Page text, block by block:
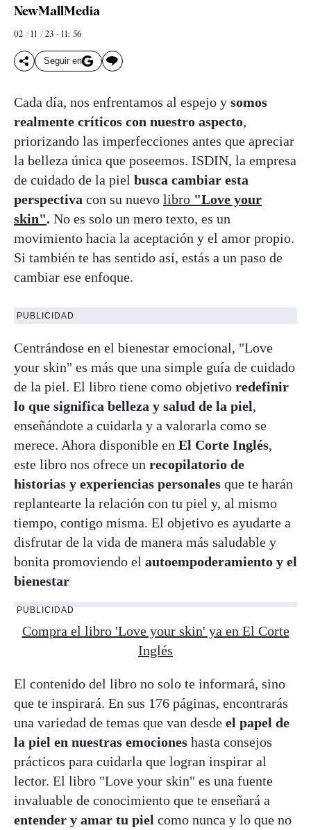
NewMallMedia
02 / 11 / 23 - 11: 56
Seguir en
Cada día, nos enfrentamos al espejo y somos
realmente críticos con nuestro aspecto,
priorizando las imperfecciones antes que apreciar
la belleza única que poseemos. ISDIN, la empresa
de cuidado de la piel busca cambiar esta
perspectiva con su nuevo libro "Love your
skin". No es solo un mero texto, es un
movimiento hacia la aceptación y el amor propio.
Si también te has sentido así, estás a un paso de
cambiar ese enfoque.
PUBLICIDAD
Centrándose en el bienestar emocional, "Love
your skin" es más que una simple guía de cuidado
de la piel. El libro tiene como objetivo redefinir
lo que significa belleza y salud de la piel,
enseñándote a cuidarla y a valorarla como se
merece. Ahora disponible en El Corte Inglés,
este libro nos ofrece un recopilatorio de
historias y experiencias personales que te harán
replantearte la relación con tu piel y, al mismo
tiempo, contigo misma. El objetivo es ayudarte a
disfrutar de la vida de manera más saludable y
bonita promoviendo el autoempoderamiento y el
bienestar
PUBLICIDAD
Compra el libro 'Love your skin' ya en El Corte
Inglés
El contenido del libro no solo te informará, sino
que te inspirará. En sus 176 páginas, encontrarás
una variedad de temas que van desde el papel de
la piel en nuestras emociones hasta consejos
prácticos para cuidarla que logran inspirar al
lector. El libro "Love your skin" es una fuente
invaluable de conocimiento que te enseñará a
entender y amar tu piel como nunca y lo que no